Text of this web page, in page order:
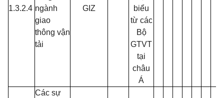
1.3.2.4 ngành
giao
thông vận
tải
GIZ
biểu
từ các
Bộ
GTVT
tại
châu
Á
Các sự